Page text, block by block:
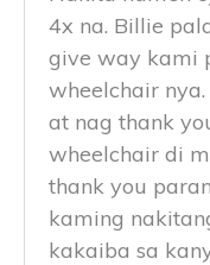
4x na. Billie
give way kami
wheelchair
at nag thank
wheelchair di
thank you
kaming
kakaiba sa